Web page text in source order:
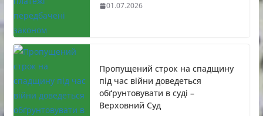
01.07.2026
Пропущений строк на спадщину
під час війни доведеться
обґрунтовувати в суді –
Верховний Суд